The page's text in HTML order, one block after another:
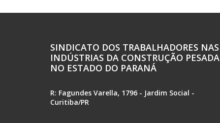
SINDICATO DOS TRABALHADORES NAS
INDÚSTRIAS DA CONSTRUÇÃO PESADA
NO ESTADO DO PARANÁ
R: Fagundes Varella, 1796 - Jardim Social -
Curitiba/PR